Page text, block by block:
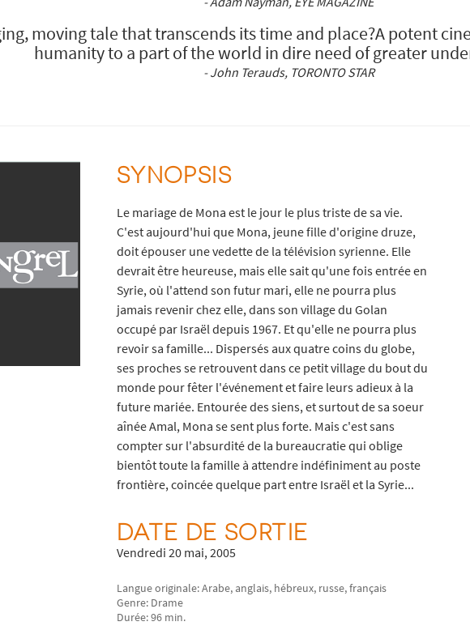
moving tale that transcends its time and place?A potent
humanity to a part of the world in dire need of greater
- John Terauds, TORONTO STAR
SYNOPSIS
Le mariage de Mona est le jour le plus triste de sa vie.
C'est aujourd'hui que Mona, jeune fille d'origine druze,
doit épouser une vedette de la télévision syrienne. Elle
devrait être heureuse, mais elle sait qu'une fois entrée en
Syrie, où l'attend son futur mari, elle ne pourra plus
jamais revenir chez elle, dans son village du Golan
occupé par Israël depuis 1967. Et qu'elle ne pourra plus
revoir sa famille... Dispersés aux quatre coins du globe,
ses proches se retrouvent dans ce petit village du bout du
monde pour fêter l'événement et faire leurs adieux à la
future mariée. Entourée des siens, et surtout de sa soeur
aînée Amal, Mona se sent plus forte. Mais c'est sans
compter sur l'absurdité de la bureaucratie qui oblige
bientôt toute la famille à attendre indéfiniment au poste
frontière, coincée quelque part entre Israël et la Syrie...
DATE DE SORTIE
Vendredi 20 mai, 2005
Langue originale: Arabe, anglais, hébreux, russe, français
Genre: Drame
Durée: 96 min.